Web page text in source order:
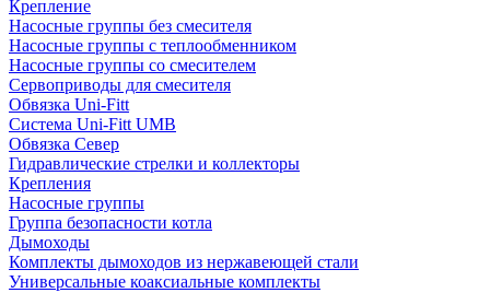
Крепление
Насосные группы без смесителя
Насосные группы с теплообменником
Насосные группы со смесителем
Сервоприводы для смесителя
Обвязка Uni-Fitt
Система Uni-Fitt UMB
Обвязка Север
Гидравлические стрелки и коллекторы
Крепления
Насосные группы
Группа безопасности котла
Дымоходы
Комплекты дымоходов из нержавеющей стали
Универсальные коаксиальные комплекты